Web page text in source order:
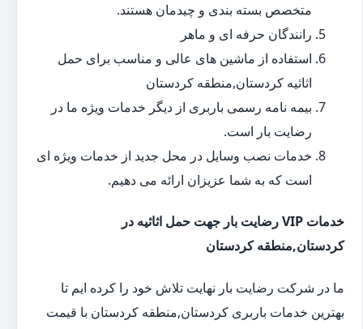
متخصص بسته بندی و چیدمان هستند.
رانندگان حرفه ای و ماهر
استفاده از ماشین های عالی و مناسب برای حمل
اثاثیه کردستان,منطقه کردستان
بیمه نامه رسمی باربری از دیگر خدمات ویژه ما در
رضایت بار است.
خدمات نصب وسایل در محل جدید از خدمات ویژه ای
است که به شما عزیزان ارائه می دهیم.
خدمات VIP رضایت بار جهت حمل اثاثیه در
کردستان,منطقه کردستان
ما در شرکت رضایت بار نهایت تلاش خود را کرده ایم تا
بهترین خدمات باربری کردستان,منطقه کردستان با قیمت